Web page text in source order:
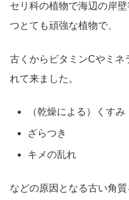
セリ科の植物で海辺の岸
つとても頑強な植物で、
古くからビタミンCやミネ
れて来ました。
（乾燥による）くすみ
ざらつき
キメの乱れ
などの原因となる古い角質